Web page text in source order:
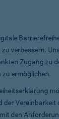
verbessern.
Zugang zu
ermöglichen.
der Vereinbarkeit
den